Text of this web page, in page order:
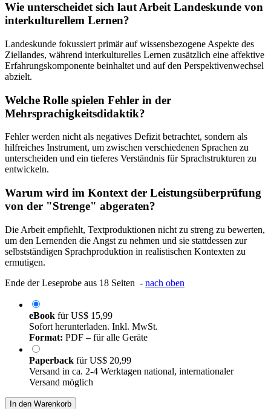
Wie unterscheidet sich laut Arbeit Landeskunde von
interkulturellem Lernen?
Landeskunde fokussiert primär auf wissensbezogene Aspekte des
Ziellandes, während interkulturelles Lernen zusätzlich eine affektive
Erfahrungskomponente beinhaltet und auf den Perspektivenwechsel
abzielt.
Welche Rolle spielen Fehler in der
Mehrsprachigkeitsdidaktik?
Fehler werden nicht als negatives Defizit betrachtet, sondern als
hilfreiches Instrument, um zwischen verschiedenen Sprachen zu
unterscheiden und ein tieferes Verständnis für Sprachstrukturen zu
entwickeln.
Warum wird im Kontext der Leistungsüberprüfung
von der "Strenge" abgeraten?
Die Arbeit empfiehlt, Textproduktionen nicht zu streng zu bewerten,
um den Lernenden die Angst zu nehmen und sie stattdessen zur
selbstständigen Sprachproduktion in realistischen Kontexten zu
ermutigen.
Ende der Leseprobe aus 18 Seiten - nach oben
eBook fürUS$ 15,99
Sofort herunterladen. Inkl. MwSt.
Format: PDF – für alle Geräte
Paperback fürUS$ 20,99
Versand in ca. 2-4 Werktagen national, internationaler
Versand möglich
In den Warenkorb